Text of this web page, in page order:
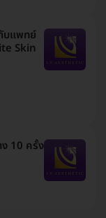
บแพทย์
Skin
10 ครั้ง